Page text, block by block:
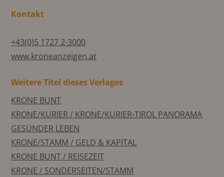
Kontakt
+43(0)5 1727 2-3000
www.kroneanzeigen.at
Weitere Titel dieses Verlages
KRONE BUNT
KRONE/KURIER / KRONE/KURIER-TIROL PANORAMA
GESÜNDER LEBEN
KRONE/STAMM / GELD & KAPITAL
KRONE BUNT / REISEZEIT
KRONE / SONDERSEITEN/STAMM